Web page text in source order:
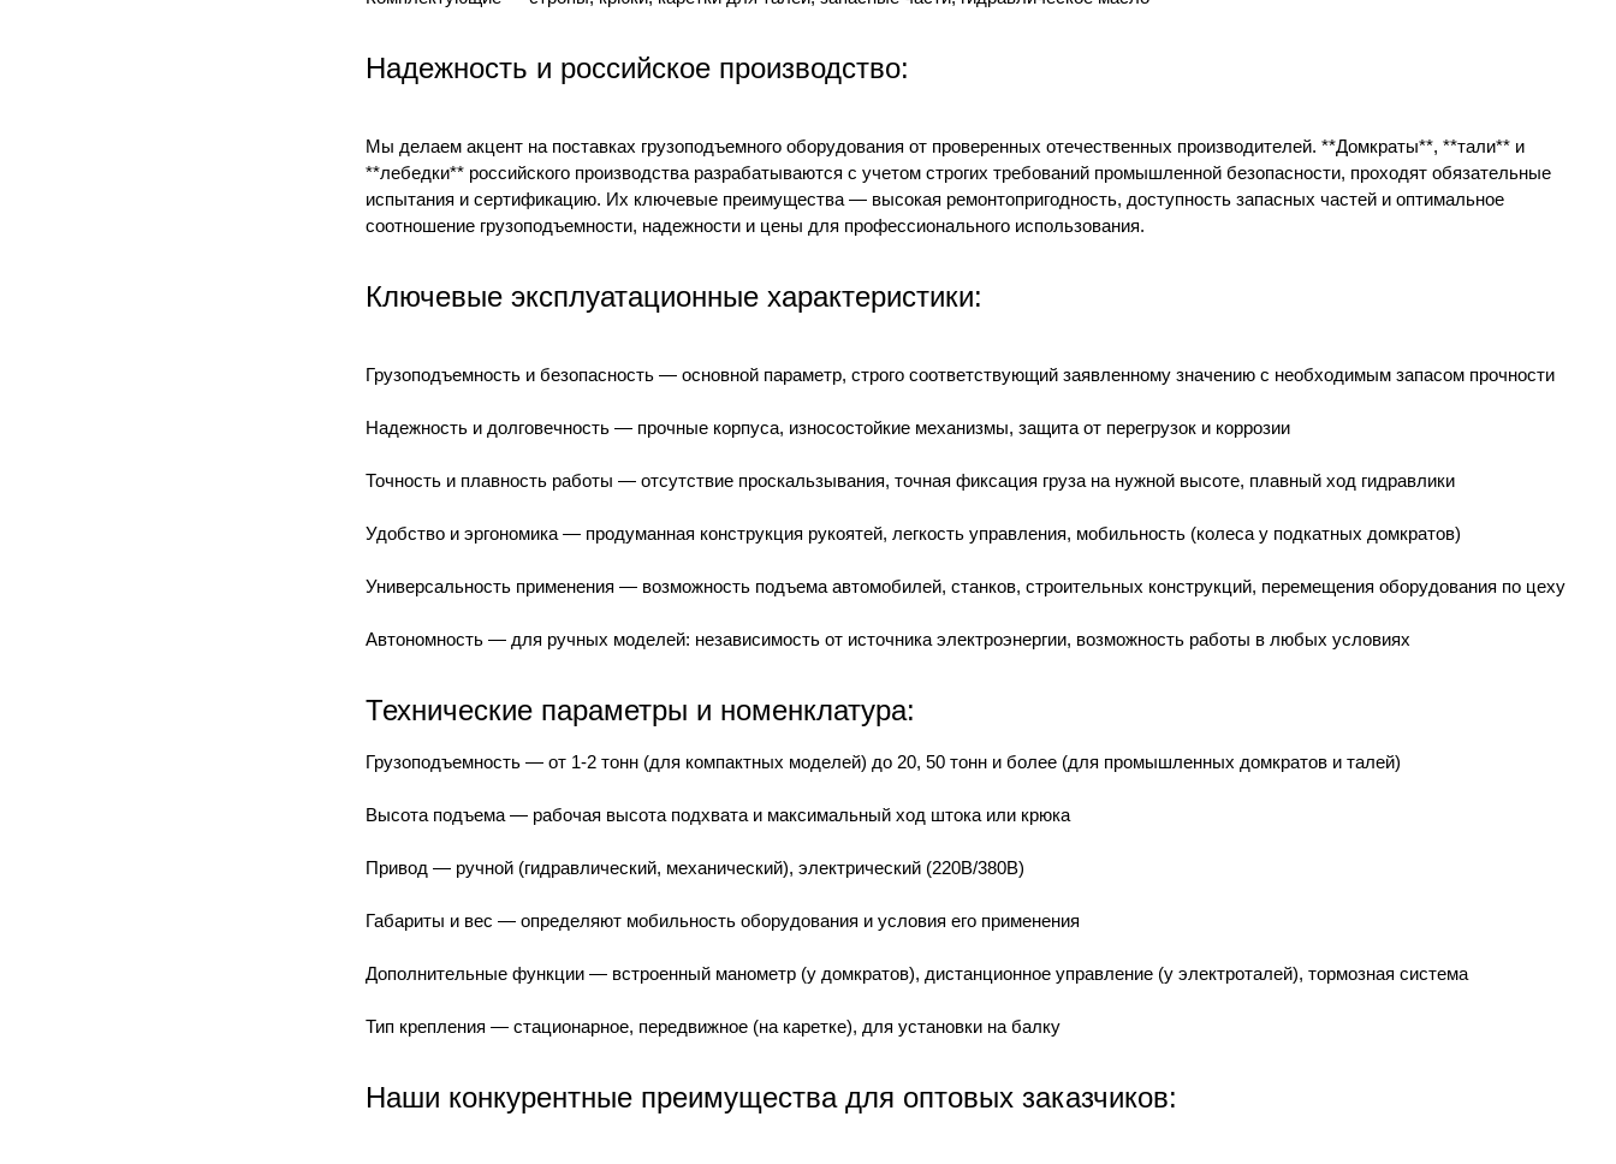
Надежность и российское производство:
Мы делаем акцент на поставках грузоподъемного оборудования от проверенных отечественных производителей. **Домкраты**, **тали** и
**лебедки** российского производства разрабатываются с учетом строгих требований промышленной безопасности, проходят обязательные
испытания и сертификацию. Их ключевые преимущества — высокая ремонтопригодность, доступность запасных частей и оптимальное
соотношение грузоподъемности, надежности и цены для профессионального использования.
Ключевые эксплуатационные характеристики:
Грузоподъемность и безопасность — основной параметр, строго соответствующий заявленному значению с необходимым запасом прочности
Надежность и долговечность — прочные корпуса, износостойкие механизмы, защита от перегрузок и коррозии
Точность и плавность работы — отсутствие проскальзывания, точная фиксация груза на нужной высоте, плавный ход гидравлики
Удобство и эргономика — продуманная конструкция рукоятей, легкость управления, мобильность (колеса у подкатных домкратов)
Универсальность применения — возможность подъема автомобилей, станков, строительных конструкций, перемещения оборудования по цеху
Автономность — для ручных моделей: независимость от источника электроэнергии, возможность работы в любых условиях
Технические параметры и номенклатура:
Грузоподъемность — от 1-2 тонн (для компактных моделей) до 20, 50 тонн и более (для промышленных домкратов и талей)
Высота подъема — рабочая высота подхвата и максимальный ход штока или крюка
Привод — ручной (гидравлический, механический), электрический (220В/380В)
Габариты и вес — определяют мобильность оборудования и условия его применения
Дополнительные функции — встроенный манометр (у домкратов), дистанционное управление (у электроталей), тормозная система
Тип крепления — стационарное, передвижное (на каретке), для установки на балку
Наши конкурентные преимущества для оптовых заказчиков: